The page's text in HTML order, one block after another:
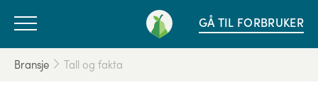
GÅ TIL FORBRUKER
Bransje Tall og fakta